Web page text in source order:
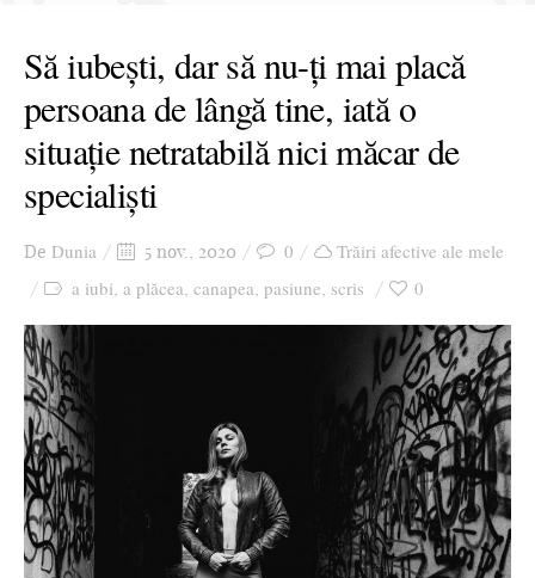
Stari afective
Zice Dunia
Călătorii
Cursuri povestite
Să iubești, dar să nu-ți mai placă
persoana de lângă tine, iată o
situație netratabilă nici măcar de
specialiști
De Dunia 5 nov., 2020 0
Trăiri afective ale mele
a iubi, a plăcea, canapea, pasiune, scris 0